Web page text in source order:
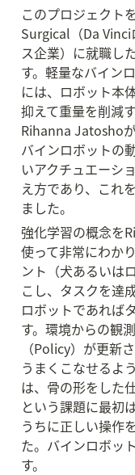
このプロジェクト
Surgical（Da
ス企業）に就職し
す。軽量なバイン
には、ロボット本
抑えて重量を削減
Rihanna Jatosho
バインロボットの
いアクチュエーシ
え方であり、これ
ました。
強化学習の概念を
使って非常にわか
ント（犬あるいは
こし、タスクを達
ロボットであれば
す。環境からの観
（Policy）が更新
うまくこなせるよ
は、骨の形をした
という課題に最初
うちに正しい操作
た。バインロボッ
す。